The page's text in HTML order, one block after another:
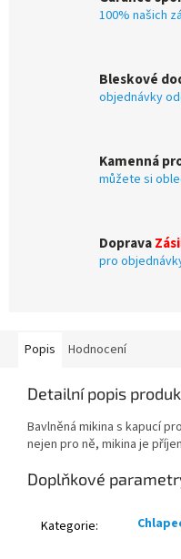
100% našich
Bleskové
objednávky
Kamenná
můžete si
Doprava
pro
Popis Hodnocení
Detailní popis
Bavlněná mikina s kapucí
nejen pro ně, mikina je
Doplňkové
Kategorie: